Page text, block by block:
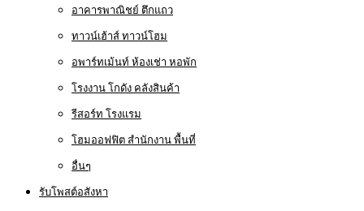
อาคารพาณิชย์ ตึกแถว
ทาวน์เฮ้าส์ ทาวน์โฮม
อพาร์ทเม้นท์ ห้องเช่า หอพัก
โรงงาน โกดัง คลังสินค้า
รีสอร์ท โรงแรม
โฮมออฟฟิต สำนักงาน พื้นที่
อื่นๆ
รับโพสต์อสังหา